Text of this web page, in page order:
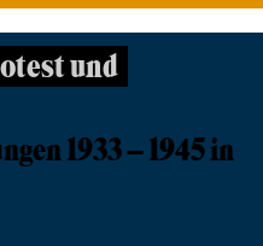
und
1933 – 1945 in